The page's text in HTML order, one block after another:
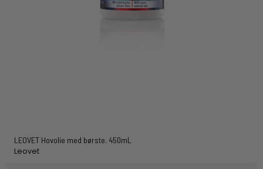
LEOVET Hovolie med børste. 450mL
Leovet